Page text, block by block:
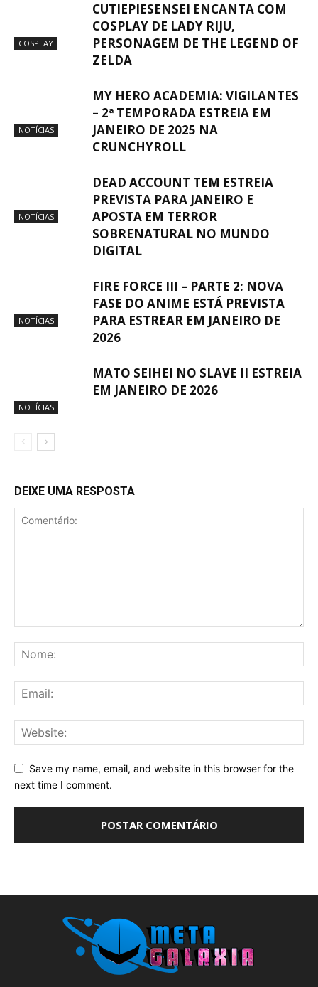
COSPLAY
CUTIEPIESENSEI ENCANTA COM
COSPLAY DE LADY RIJU,
PERSONAGEM DE THE LEGEND OF
ZELDA
NOTÍCIAS
MY HERO ACADEMIA: VIGILANTES
– 2ª TEMPORADA ESTREIA EM
JANEIRO DE 2025 NA
CRUNCHYROLL
NOTÍCIAS
DEAD ACCOUNT TEM ESTREIA
PREVISTA PARA JANEIRO E
APOSTA EM TERROR
SOBRENATURAL NO MUNDO
DIGITAL
NOTÍCIAS
FIRE FORCE III – PARTE 2: NOVA
FASE DO ANIME ESTÁ PREVISTA
PARA ESTREAR EM JANEIRO DE
2026
NOTÍCIAS
MATO SEIHEI NO SLAVE II ESTREIA
EM JANEIRO DE 2026
DEIXE UMA RESPOSTA
Save my name, email, and website in this browser for the
next time I comment.